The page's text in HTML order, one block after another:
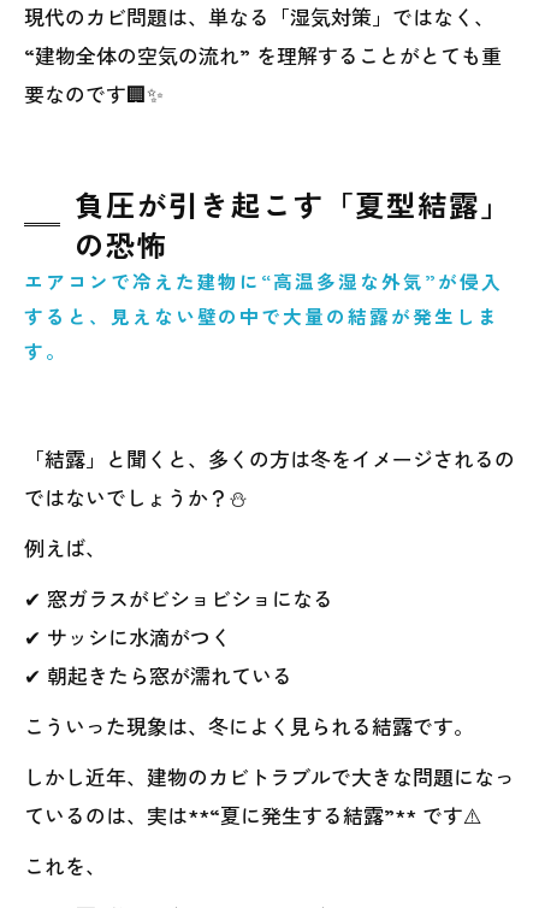
現代のカビ問題は、単なる「湿気対策」ではなく、
“建物全体の空気の流れ” を理解することがとても重
要なのです🏢✨
負圧が引き起こす「夏型結露」
の恐怖
エアコンで冷えた建物に“高温多湿な外気”が侵入
すると、見えない壁の中で大量の結露が発生しま
す。
「結露」と聞くと、多くの方は冬をイメージされるの
ではないでしょうか？⛄
例えば、
✔ 窓ガラスがビショビショになる
✔ サッシに水滴がつく
✔ 朝起きたら窓が濡れている
こういった現象は、冬によく見られる結露です。
しかし近年、建物のカビトラブルで大きな問題になっ
ているのは、実は**“夏に発生する結露”** です⚠️
これを、